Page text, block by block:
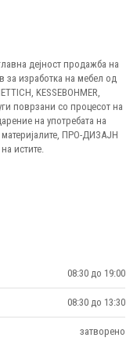
дејност продажба на
за изработка на мебел од
KESSEBOHMER,
поврзани со процесот на
на употребата на
материјалите, ПРО-ДИЗАЈН
истите.
08:30 до 19:00
08:30 до 13:30
затворено